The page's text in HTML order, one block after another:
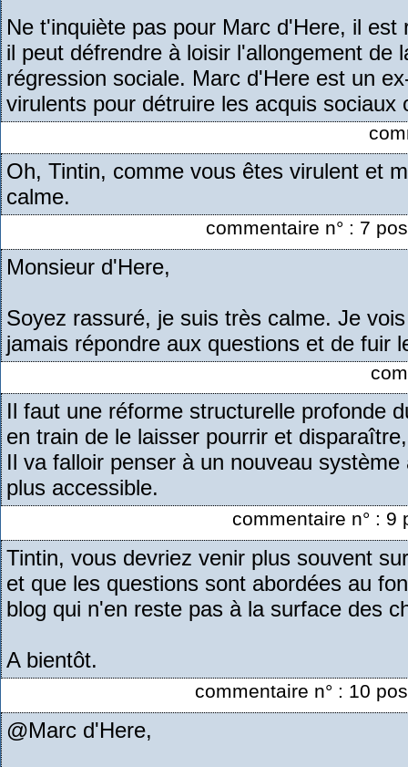
Ne t'inquiète pas pour Marc d'Here, il
il peut défrendre à loisir l'allongement de
régression sociale. Marc d'Here est un
virulents pour détruire les acquis sociaux
Oh, Tintin, comme vous êtes virulent et
calme.
commentaire n° : 7
Monsieur d'Here,
Soyez rassuré, je suis très calme. Je
jamais répondre aux questions et de fuir
Il faut une réforme structurelle profonde
en train de le laisser pourrir et
Il va falloir penser à un nouveau
plus accessible.
commentaire n° :
Tintin, vous devriez venir plus souvent
et que les questions sont abordées au
blog qui n'en reste pas à la surface des
A bientôt.
commentaire n° : 10
@Marc d'Here,